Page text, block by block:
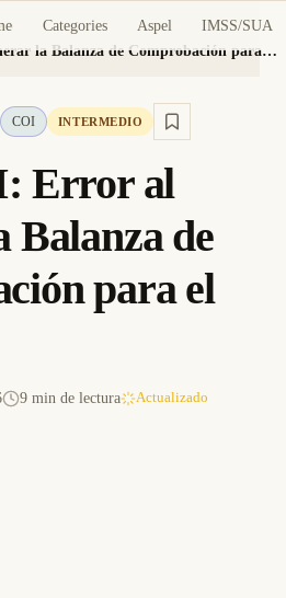
Categories Aspel IMSS/SUA
Aspel COI: Error al Generar la Balanza de Comprobación para el SAT
COI INTERMEDIO
Error al
Balanza de
para el
9 min de lectura Actualizado